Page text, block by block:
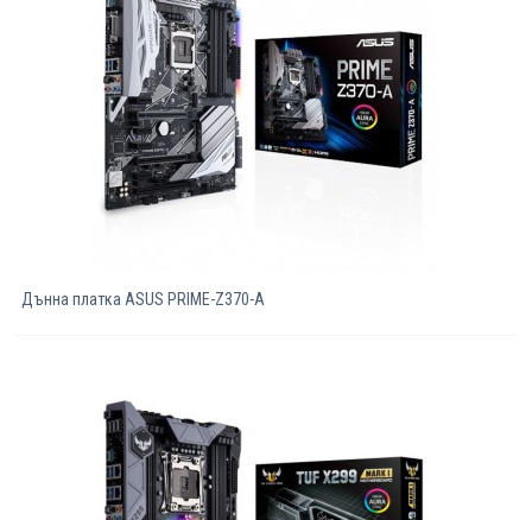
Дънна платка ASUS PRIME-Z370-A